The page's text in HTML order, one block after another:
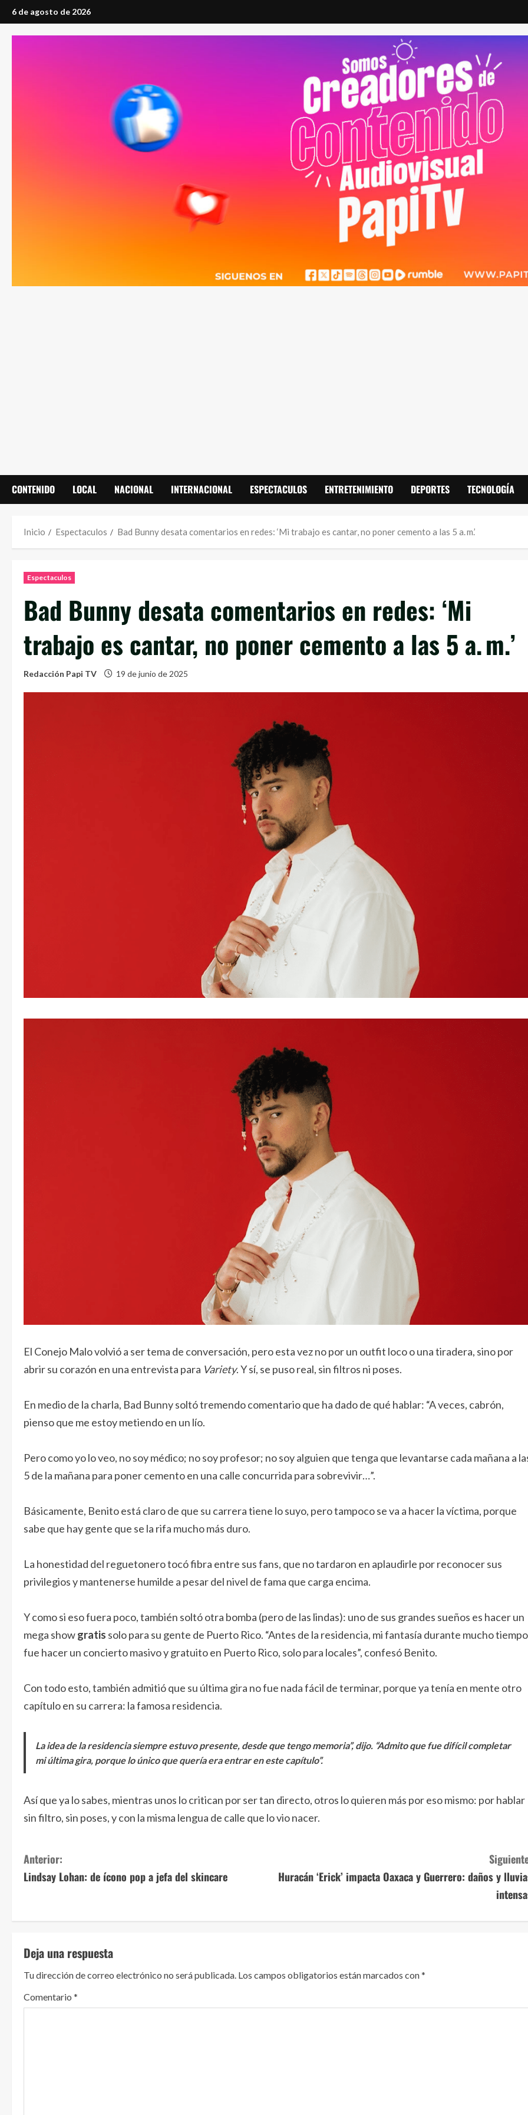
Saltar
al
contenido
6 de agosto de 2026
CONTENIDO LOCAL NACIONAL INTERNACIONAL ESPECTACULOS ENTRETENIMIENTO DEPORTES TECNOLOGÍA
Inicio Espectaculos Bad Bunny desata comentarios en redes: ‘Mi trabajo es cantar, no poner cemento a las 5 a. m.’
Espectaculos
Bad Bunny desata comentarios en redes: ‘Mi
trabajo es cantar, no poner cemento a las 5 a. m.’
Redacción Papi TV 19 de junio de 2025
El Conejo Malo volvió a ser tema de conversación, pero esta vez no por un outfit loco o una tiradera, sino por
abrir su corazón en una entrevista para Variety. Y sí, se puso real, sin filtros ni poses.
En medio de la charla, Bad Bunny soltó tremendo comentario que ha dado de qué hablar: “A veces, cabrón,
pienso que me estoy metiendo en un lío.
Pero como yo lo veo, no soy médico; no soy profesor; no soy alguien que tenga que levantarse cada mañana a
5 de la mañana para poner cemento en una calle concurrida para sobrevivir…”.
Básicamente, Benito está claro de que su carrera tiene lo suyo, pero tampoco se va a hacer la víctima, porque
sabe que hay gente que se la rifa mucho más duro.
La honestidad del reguetonero tocó fibra entre sus fans, que no tardaron en aplaudirle por reconocer sus
privilegios y mantenerse humilde a pesar del nivel de fama que carga encima.
Y como si eso fuera poco, también soltó otra bomba (pero de las lindas): uno de sus grandes sueños es hacer un
mega showgratis solo para su gente de Puerto Rico. “Antes de la residencia, mi fantasía durante mucho tiempo
fue hacer un concierto masivo y gratuito en Puerto Rico, solo para locales”, confesó Benito.
Con todo esto, también admitió que su última gira no fue nada fácil de terminar, porque ya tenía en mente otro
capítulo en su carrera: la famosa residencia.
La idea de la residencia siempre estuvo presente, desde que tengo memoria”, dijo. “Admito que fue difícil completar
mi última gira, porque lo único que quería era entrar en este capítulo”.
Así que ya lo sabes, mientras unos lo critican por ser tan directo, otros lo quieren más por eso mismo: por hablar
sin filtro, sin poses, y con la misma lengua de calle que lo vio nacer.
S
i
e
l
e
Anterior:
Lindsay Lohan: de ícono pop a jefa del skincare
Huracán ‘Erick’ impacta Oaxaca y Guerrero: daños y
Deja una respuesta
Tu dirección de correo electrónico no será publicada. Los campos obligatorios están marcados con*
Comentario *